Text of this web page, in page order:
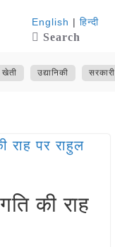
English | हिन्दी
Search
उद्यानिकी
की राह